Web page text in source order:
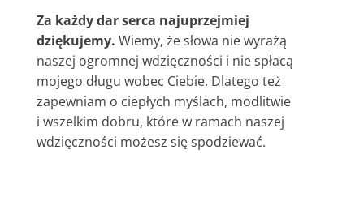
Za każdy dar serca najuprzejmiej
dziękujemy. Wiemy, że słowa nie wyrażą
naszej ogromnej wdzięczności i nie spłacą
mojego długu wobec Ciebie. Dlatego też
zapewniam o ciepłych myślach, modlitwie
i wszelkim dobru, które w ramach naszej
wdzięczności możesz się spodziewać.